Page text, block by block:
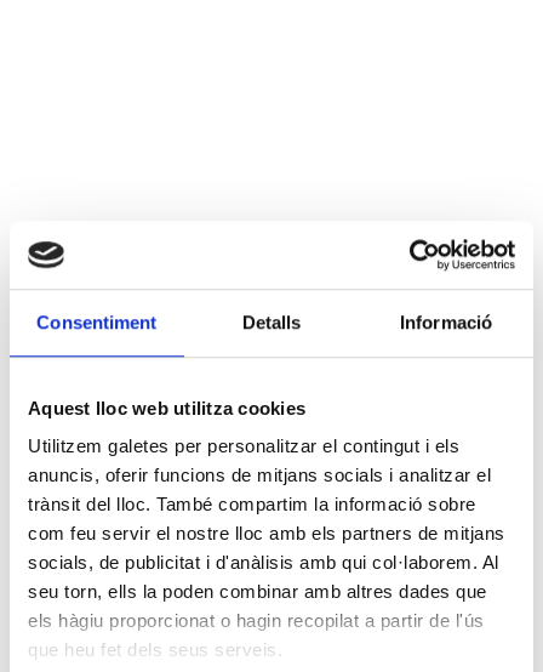
Consentiment Detalls Informació
Aquest lloc web utilitza cookies
Utilitzem galetes per personalitzar el contingut i els
anuncis, oferir funcions de mitjans socials i analitzar el
trànsit del lloc. També compartim la informació sobre
com feu servir el nostre lloc amb els partners de mitjans
socials, de publicitat i d'anàlisis amb qui col·laborem. Al
seu torn, ells la poden combinar amb altres dades que
els hàgiu proporcionat o hagin recopilat a partir de l'ús
que heu fet dels seus serveis.